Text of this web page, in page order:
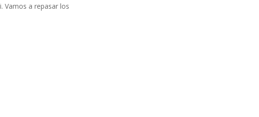
Vamos a repasar los